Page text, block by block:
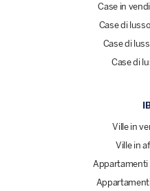
Case in
Case di
Case di
Case di
Ville in
Ville in
Appartamenti